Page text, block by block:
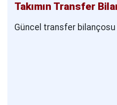
Takımın Transfer
Güncel transfer